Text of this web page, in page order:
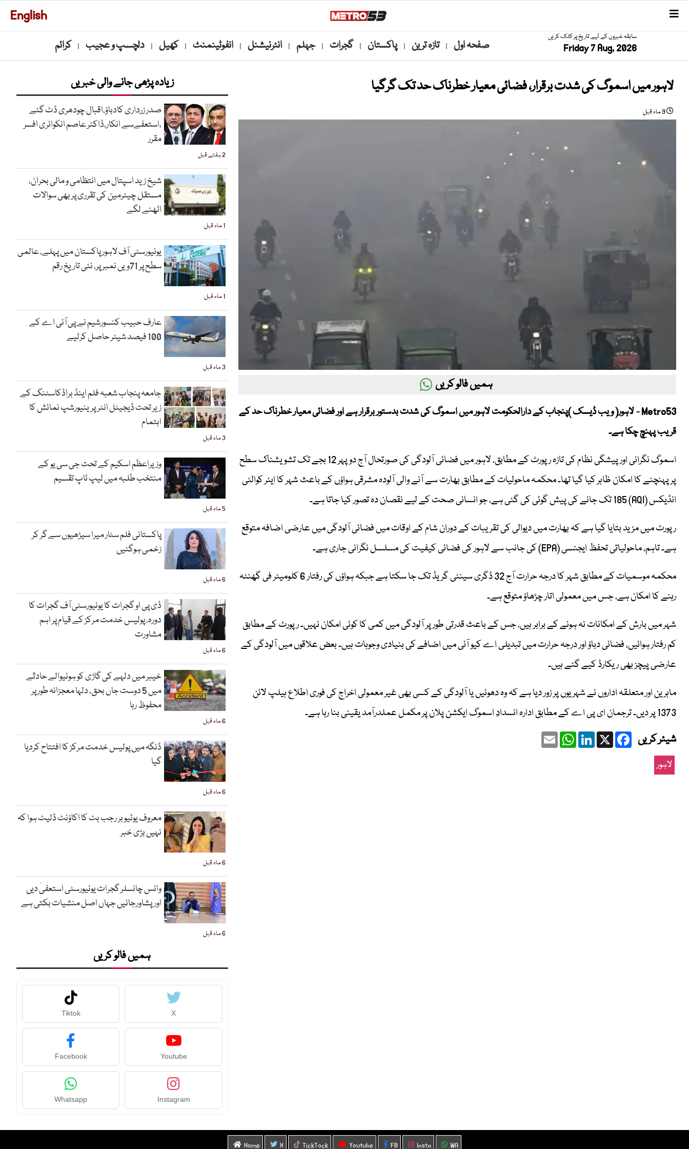
English
سابقہ خبروں کے لیے تاریخ پر کلک کریں
Friday 7 Aug, 2026 صفحہ اول | تازہ ترین | پاکستان | گجرات | جہلم | انٹرنیشنل | انفوٹینمنٹ | کھیل | دلچسپ و عجیب | کرائم
لاہور میں اسموگ کی شدت برقرار، فضائی معیار خطرناک حد تک گرگیا
9 ماہ قبل
ہمیں فالو کریں
Metro53 - لاہور( ویب ڈیسک )پنجاب کے دارالحکومت لاہور میں اسموگ کی شدت بدستور برقرار ہے اور فضائی معیار خطرناک حد کے
قریب پہنچ چکا ہے۔
اسموگ نگرانی اور پیشگی نظام کی تازہ رپورٹ کے مطابق، لاہور میں فضائی آلودگی کی صورتحال آج دوپہر 12 بجے تک تشویشناک سطح
پر پہنچنے کا امکان ظاہر کیا گیا تھا۔ محکمہ ماحولیات کے مطابق بھارت سے آنے والی آلودہ مشرقی ہواؤں کے باعث شہر کا ایئر کوالٹی
انڈیکس (AQI) 185 تک جانے کی پیش گوئی کی گئی ہے، جو انسانی صحت کے لیے نقصان دہ تصور کیا جاتا ہے۔
رپورٹ میں مزید بتایا گیا ہے کہ بھارت میں دیوالی کی تقریبات کے دوران شام کے اوقات میں فضائی آلودگی میں عارضی اضافہ متوقع
ہے۔ تاہم، ماحولیاتی تحفظ ایجنسی (EPA) کی جانب سے لاہور کی فضائی کیفیت کی مسلسل نگرانی جاری ہے۔
محکمہ موسمیات کے مطابق شہر کا درجہ حرارت آج 32 ڈگری سینٹی گریڈ تک جا سکتا ہے جبکہ ہواؤں کی رفتار 6 کلومیٹر فی گھنٹہ
رہنے کا امکان ہے، جس میں معمولی اتار چڑھاؤ متوقع ہے۔
شہر میں بارش کے امکانات نہ ہونے کے برابر ہیں، جس کے باعث قدرتی طور پر آلودگی میں کمی کا کوئی امکان نہیں۔ رپورٹ کے مطابق
کم رفتار ہوائیں، فضائی دباؤ اور درجہ حرارت میں تبدیلی اے کیو آئی میں اضافے کی بنیادی وجوہات ہیں۔ بعض علاقوں میں آلودگی کے
عارضی پیچز بھی ریکارڈ کیے گئے ہیں۔
ماہرین اور متعلقہ اداروں نے شہریوں پر زور دیا ہے کہ وہ دھوئیں یا آلودگی کے کسی بھی غیر معمولی اخراج کی فوری اطلاع ہیلپ لائن
1373 پر دیں۔ ترجمان ای پی اے کے مطابق ادارہ انسدادِ اسموگ ایکشن پلان پر مکمل عملدرآمد یقینی بنا رہا ہے۔
شیئر کریں Facebook
X
LinkedIn
WhatsApp
Email
لاہور
زیادہ پڑھی جانے والی خبریں
2 ہفتے قبل
صدر زرداری کادباؤ،اقبال چودھری ڈٹ گئے
،استعفےسے انکار،ڈاکٹر عاصم انکوائری افسر
مقرر
1 ماہ قبل
شیخ زید اسپتال میں انتظامی و مالی بحران،
مستقل چیئرمین کی تقرری پر بھی سوالات
اٹھنے لگے
1 ماہ قبل
یونیورسٹی آف لاہور پاکستان میں پہلے، عالمی
سطح پر 71ویں نمبر پر، نئی تاریخ رقم
3 ماہ قبل
عارف حبیب کنسورشیم نے پی آئی اے کے
100 فیصد شیئر حاصل کرلیے
3 ماہ قبل
جامعہ پنجاب شعبہ فلم اینڈ براڈکاسٹنگ کے
زیر تحت ڈیجیٹل انٹرپرینیورشپ نمائش کا
اہتمام
5 ماہ قبل
وزیراعظم اسکیم کے تحت جی سی یو کے
منتخب طلبہ میں لیپ ٹاپ تقسیم
6 ماہ قبل
پاکستانی فلم سٹار میرا سیڑھیوں سے گر کر
زخمی ہوگئیں
6 ماہ قبل
ڈی پی او گجرات کا یونیورسٹی آف گجرات کا
دورہ، پولیس خدمت مرکز کے قیام پر اہم
مشاورت
6 ماہ قبل
خیبر میں دلہے کی گاڑی کو ہونیوالے حادثے
میں 5 دوست جاں بحق، دلہا معجزانہ طور پر
محفوظ رہا
6 ماہ قبل
ڈنگہ میں پولیس خدمت مرکز کا افتتاح کردیا
گیا
6 ماہ قبل
معروف یوٹیوبر رجب بٹ کا اکاؤنٹ ڈلیٹ ہوا کہ
نہیں بڑی خبر
6 ماہ قبل
وائس چانسلر گجرات یونیورسٹی استعفیٰ دیں
اورپشاورجائیں جہاں اصل منشیات بکتی ہے
ہمیں فالو کریں
X
Tiktok
Youtube
Facebook
Instagram
Whatsapp
Home X TickTock Youtube FB Insta WA